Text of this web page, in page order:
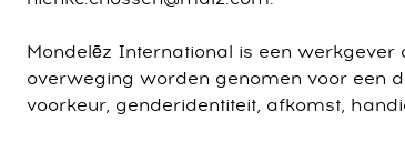
Mondelēz International is een
overweging worden genomen voor een
voorkeur, genderidentiteit, afkomst,